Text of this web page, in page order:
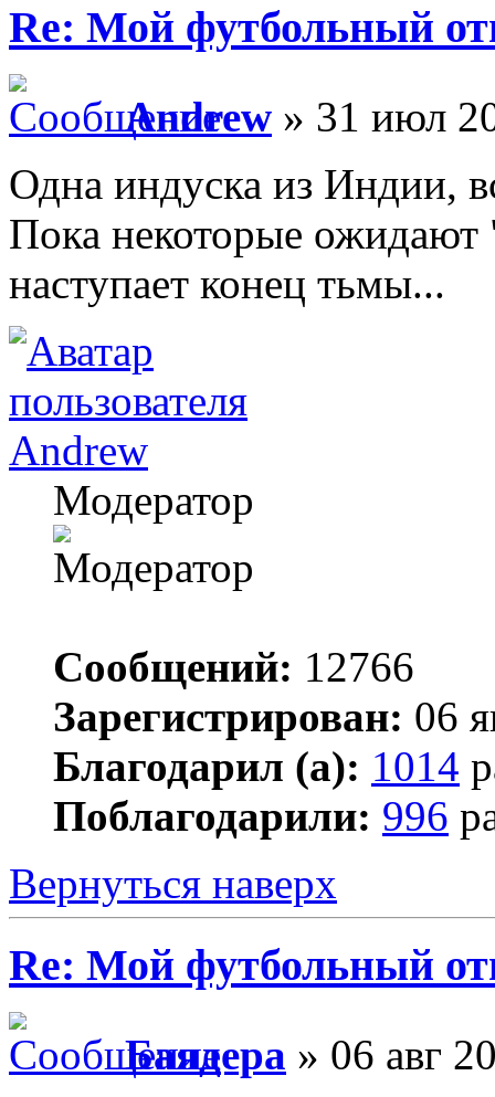
Re: Мой футбольный
Andrew » 31 июл
Одна индуска из Индии,
Пока некоторые ожидают
наступает конец тьмы...
Andrew
Модератор
Сообщений: 12766
Зарегистрирован: 06
Благодарил (а): 1014
Поблагодарили: 996
Вернуться наверх
Re: Мой футбольный
Баядера » 06 авг